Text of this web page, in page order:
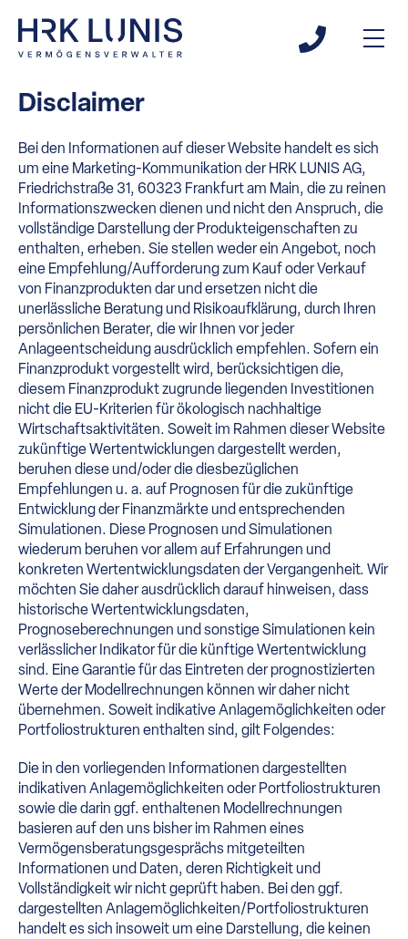
Disclaimer
Bei den Informationen auf dieser Website handelt es sich
um eine Marketing-Kommunikation der HRK LUNIS AG,
Friedrichstraße 31, 60323 Frankfurt am Main, die zu reinen
Informationszwecken dienen und nicht den Anspruch, die
vollständige Darstellung der Produkteigenschaften zu
enthalten, erheben. Sie stellen weder ein Angebot, noch
eine Empfehlung/Aufforderung zum Kauf oder Verkauf
von Finanzprodukten dar und ersetzen nicht die
unerlässliche Beratung und Risikoaufklärung, durch Ihren
persönlichen Berater, die wir Ihnen vor jeder
Anlageentscheidung ausdrücklich empfehlen. Sofern ein
Finanzprodukt vorgestellt wird, berücksichtigen die,
diesem Finanzprodukt zugrunde liegenden Investitionen
nicht die EU-Kriterien für ökologisch nachhaltige
Wirtschaftsaktivitäten. Soweit im Rahmen dieser Website
zukünftige Wertentwicklungen dargestellt werden,
beruhen diese und/oder die diesbezüglichen
Empfehlungen u. a. auf Prognosen für die zukünftige
Entwicklung der Finanzmärkte und entsprechenden
Simulationen. Diese Prognosen und Simulationen
wiederum beruhen vor allem auf Erfahrungen und
konkreten Wertentwicklungsdaten der Vergangenheit. Wir
möchten Sie daher ausdrücklich darauf hinweisen, dass
historische Wertentwicklungsdaten,
Prognoseberechnungen und sonstige Simulationen kein
verlässlicher Indikator für die künftige Wertentwicklung
sind. Eine Garantie für das Eintreten der prognostizierten
Werte der Modellrechnungen können wir daher nicht
übernehmen. Soweit indikative Anlagemöglichkeiten oder
Portfoliostrukturen enthalten sind, gilt Folgendes:
Die in den vorliegenden Informationen dargestellten
indikativen Anlagemöglichkeiten oder Portfoliostrukturen
sowie die darin ggf. enthaltenen Modellrechnungen
basieren auf den uns bisher im Rahmen eines
Vermögensberatungsgesprächs mitgeteilten
Informationen und Daten, deren Richtigkeit und
Vollständigkeit wir nicht geprüft haben. Bei den ggf.
dargestellten Anlagemöglichkeiten/Portfoliostrukturen
handelt es sich insoweit um eine Darstellung, die keinen